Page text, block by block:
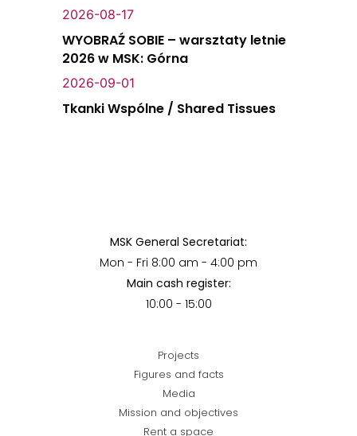
2026-08-17
WYOBRAŹ SOBIE – warsztaty letnie
2026 w MSK: Górna
2026-09-01
Tkanki Wspólne / Shared Tissues
MSK General Secretariat:
Mon - Fri 8:00 am - 4:00 pm
Main cash register:
10:00 - 15:00
Projects
Figures and facts
Media
Mission and objectives
Rent a space